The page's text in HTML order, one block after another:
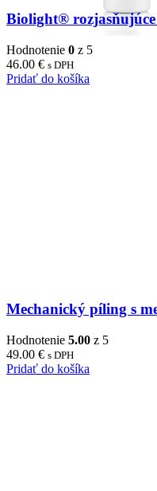
Biolight®
Hodnotenie 0 z 5
46.00 € s DPH
Pridať do košíka
Mechanický píling s
Hodnotenie 5.00 z 5
49.00 € s DPH
Pridať do košíka